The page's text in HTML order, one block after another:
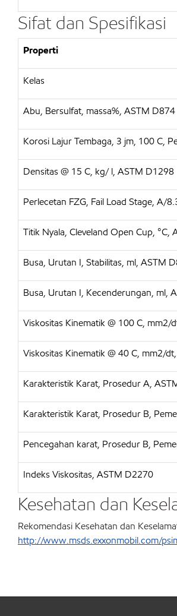
Sifat dan Spesifikasi
Properti
Kelas
Abu, Bersulfat, massa%, ASTM D874
Korosi Lajur Tembaga, 3 jm, 100 C,
Densitas @ 15 C, kg/ l, ASTM D1298
Perlecetan FZG, Fail Load Stage, A/
Titik Nyala, Cleveland Open Cup, °C,
Busa, Urutan I, Stabilitas, ml, ASTM
Busa, Urutan I, Kecenderungan, ml,
Viskositas Kinematik @ 100 C, mm2/
Viskositas Kinematik @ 40 C, mm2/
Karakteristik Karat, Prosedur A,
Karakteristik Karat, Prosedur B,
Pencegahan karat, Prosedur B,
Indeks Viskositas, ASTM D2270
Kesehatan dan
Rekomendasi Kesehatan dan
http://www.msds.exxonmobil.com/